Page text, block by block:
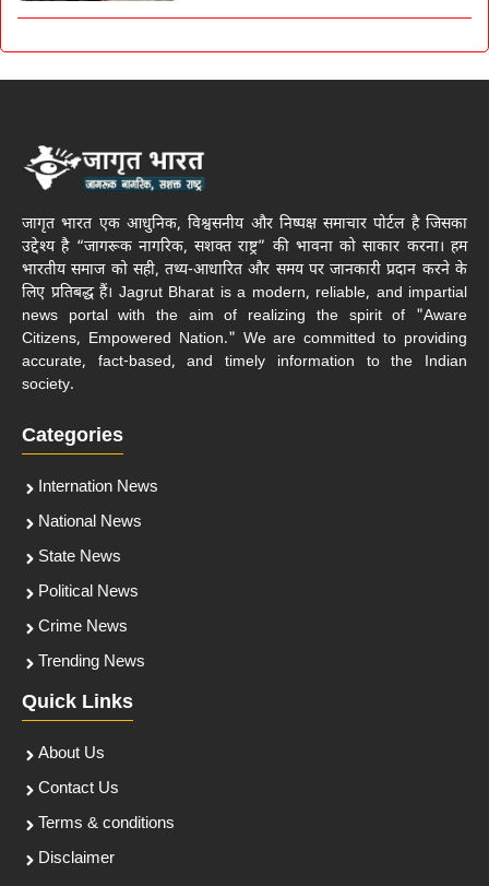
जागृत भारत एक आधुनिक, विश्वसनीय और निष्पक्ष समाचार पोर्टल है जिसका
उद्देश्य है “जागरूक नागरिक, सशक्त राष्ट्र” की भावना को साकार करना। हम
भारतीय समाज को सही, तथ्य-आधारित और समय पर जानकारी प्रदान करने के
लिए प्रतिबद्ध हैं। Jagrut Bharat is a modern, reliable, and impartial
news portal with the aim of realizing the spirit of "Aware
Citizens, Empowered Nation." We are committed to providing
accurate, fact-based, and timely information to the Indian
society.
Categories
Internation News
National News
State News
Political News
Crime News
Trending News
Quick Links
About Us
Contact Us
Terms & conditions
Disclaimer